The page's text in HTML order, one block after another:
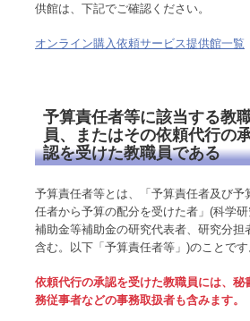
供館は、下記でご確認ください。
オンライン購入依頼サービス提供館一覧
予算責任者等に該当する教
員、またはその依頼代行の
認を受けた教職員である
予算責任者等とは、「予算責任者及び予
任者から予算の配分を受けた者」(科学
補助金等補助金の研究代表者、研究分担
含む。以下「予算責任者等」)のことです
依頼代行の承認を受けた教職員には、秘
務従事者などの事務取扱者も含みます。